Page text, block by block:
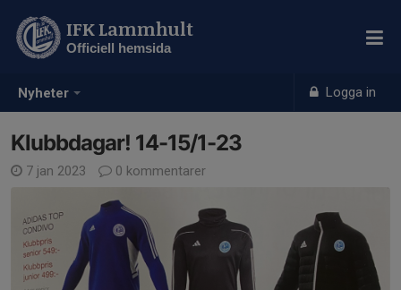
Nyheter Logga in
IFK Lammhult
Officiell hemsida
Klubbdagar! 14-15/1-23
7 jan 2023 0 kommentarer